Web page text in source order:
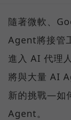
隨著微軟、
Agent將接管
進入 AI 代理
將與大量 AI
新的挑戰—如
Agent。